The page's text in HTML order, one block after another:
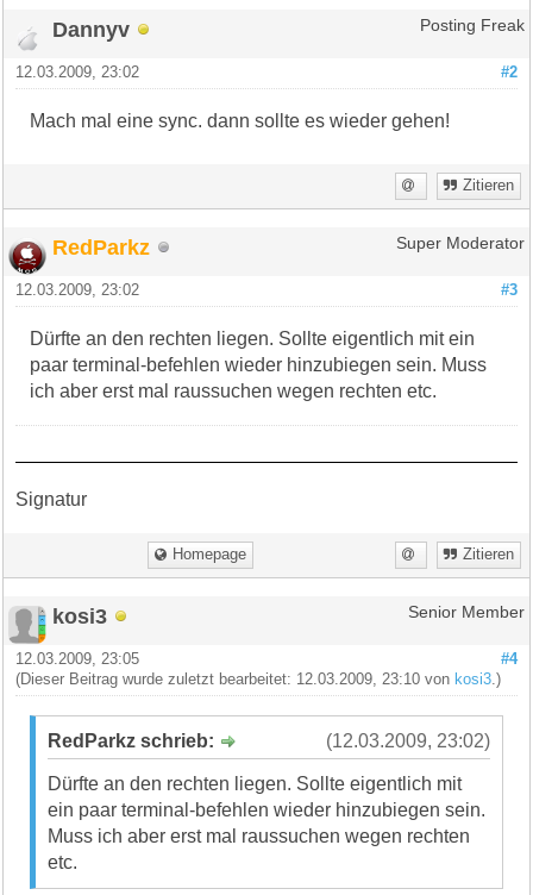
Dannyv Posting Freak
#2
12.03.2009, 23:02
Mach mal eine sync. dann sollte es wieder gehen!
Zitieren
RedParkz Super Moderator
#3
12.03.2009, 23:02
Dürfte an den rechten liegen. Sollte eigentlich mit ein
paar terminal-befehlen wieder hinzubiegen sein. Muss
ich aber erst mal raussuchen wegen rechten etc.
Signatur
Homepage Zitieren
kosi3 Senior Member
#4
12.03.2009, 23:05
(Dieser Beitrag wurde zuletzt bearbeitet: 12.03.2009, 23:10 von kosi3 .)
(12.03.2009, 23:02)
RedParkz schrieb:
Dürfte an den rechten liegen. Sollte eigentlich mit
ein paar terminal-befehlen wieder hinzubiegen sein.
Muss ich aber erst mal raussuchen wegen rechten
etc.